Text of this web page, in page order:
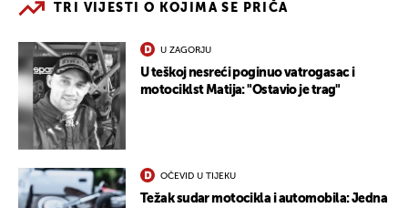
TRI VIJESTI O KOJIMA SE PRIČA
U ZAGORJU
U teškoj nesreći poginuo vatrogasac i
motociklst Matija: "Ostavio je trag"
OČEVID U TIJEKU
Težak sudar motocikla i automobila: Jedna